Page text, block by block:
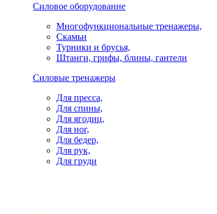
Силовое оборудование
Многофункциональные тренажеры,
Скамьи
Турники и брусья,
Штанги, грифы, блины, гантели
Силовые тренажеры
Для пресса,
Для спины,
Для ягодиц,
Для ног,
Для бедер,
Для рук,
Для груди